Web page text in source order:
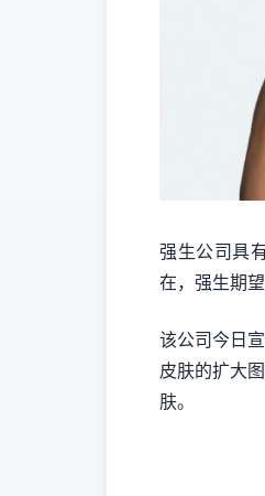
强生公司具
在，强生期
该公司今日
皮肤的扩大
肤。